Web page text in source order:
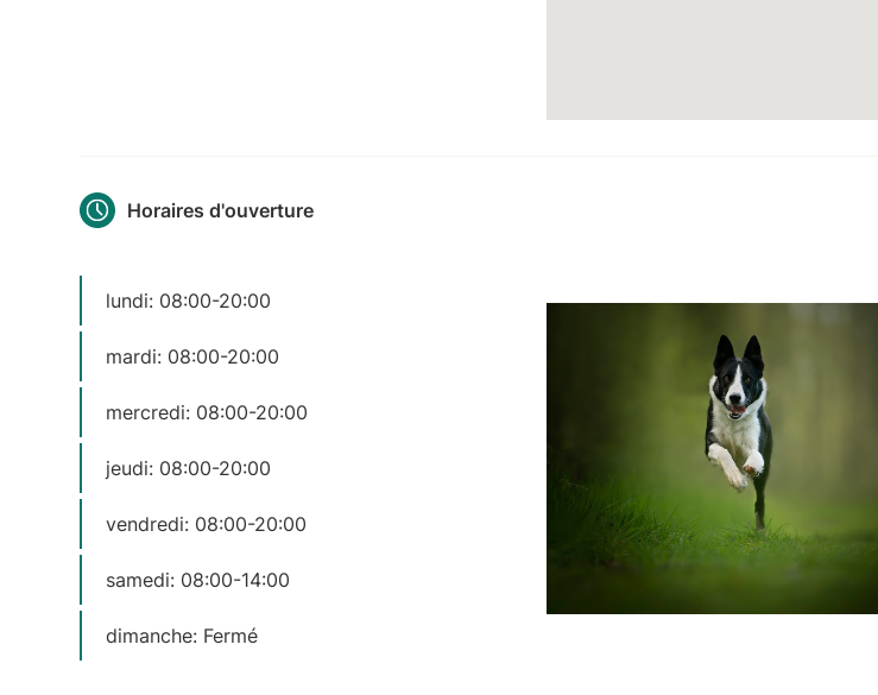
Horaires d'ouverture
lundi: 08:00-20:00
mardi: 08:00-20:00
mercredi: 08:00-20:00
jeudi: 08:00-20:00
vendredi: 08:00-20:00
samedi: 08:00-14:00
dimanche: Fermé